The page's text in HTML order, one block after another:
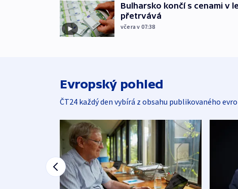
Bulharsko končí s cenami v
přetrvává
včera v 07:38
Evropský pohled
ČT24 každý den vybírá z obsahu publikovaného